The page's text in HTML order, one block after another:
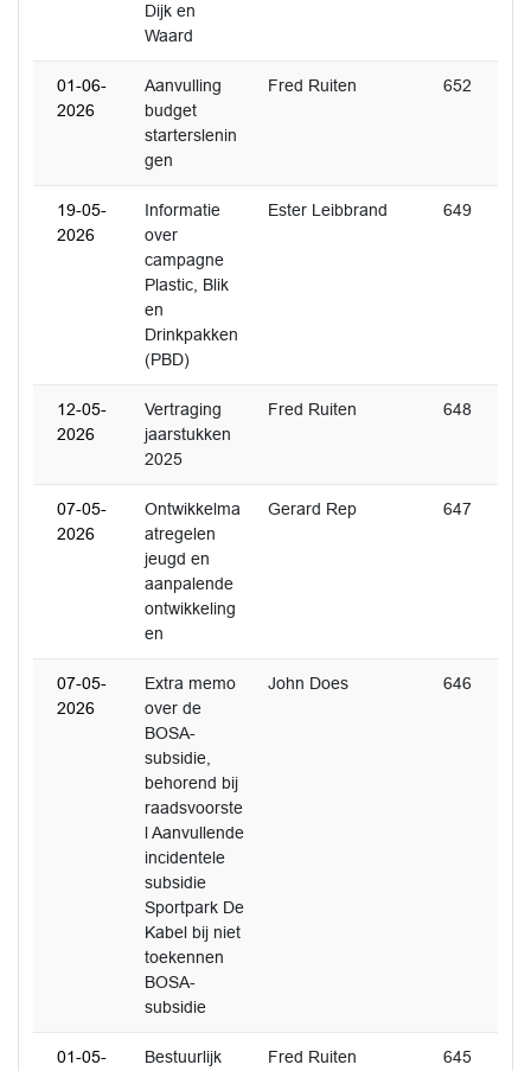
Dijk en
Waard
01-06-
2026
Aanvulling
budget
starterslenin
gen
Fred Ruiten 652
19-05-
2026
Informatie
over
campagne
Plastic, Blik
en
Drinkpakken
(PBD)
Ester Leibbrand 649
12-05-
2026
Vertraging
jaarstukken
2025
Fred Ruiten 648
07-05-
2026
Ontwikkelma
atregelen
jeugd en
aanpalende
ontwikkeling
en
Gerard Rep 647
07-05-
2026
Extra memo
over de
BOSA-
subsidie,
behorend bij
raadsvoorste
l Aanvullende
incidentele
subsidie
Sportpark De
Kabel bij niet
toekennen
BOSA-
subsidie
John Does 646
01-05- Bestuurlijk Fred Ruiten 645